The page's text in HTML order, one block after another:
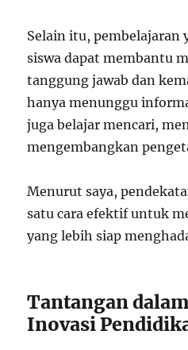
Selain itu, pembelajaran
siswa dapat membantu
tanggung jawab dan
hanya menunggu
juga belajar mencari,
mengembangkan
Menurut saya,
satu cara efektif untuk
yang lebih siap
Tantangan
Inovasi